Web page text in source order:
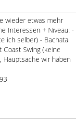
wieder etwas mehr
Interessen + Niveau: -
ich selber) - Bachata
Coast Swing (keine
Hauptsache wir haben